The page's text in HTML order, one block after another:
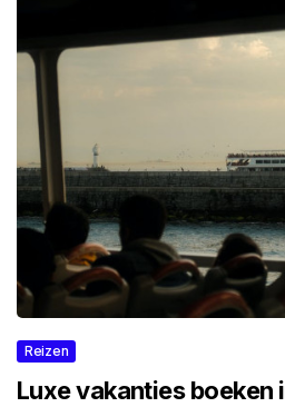
Reizen
Luxe vakanties boeken